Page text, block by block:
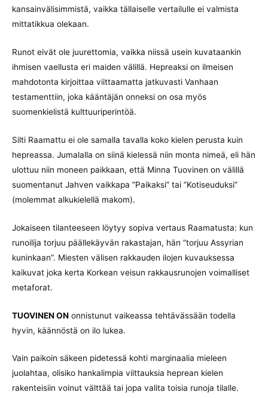
kansainvälisimmistä, vaikka tällaiselle vertailulle ei valmista
mittatikkua olekaan.
Runot eivät ole juurettomia, vaikka niissä usein kuvataankin
ihmisen vaellusta eri maiden välillä. Hepreaksi on ilmeisen
mahdotonta kirjoittaa viittaamatta jatkuvasti Vanhaan
testamenttiin, joka kääntäjän onneksi on osa myös
suomenkielistä kulttuuriperintöä.
Silti Raamattu ei ole samalla tavalla koko kielen perusta kuin
hepreassa. Jumalalla on siinä kielessä niin monta nimeä, eli hän
ulottuu niin moneen paikkaan, että Minna Tuovinen on välillä
suomentanut Jahven vaikkapa ”Paikaksi” tai ”Kotiseuduksi”
(molemmat alkukielellä makom).
Jokaiseen tilanteeseen löytyy sopiva vertaus Raamatusta: kun
runoilija torjuu päällekäyvän rakastajan, hän ”torjuu Assyrian
kuninkaan”. Miesten välisen rakkauden ilojen kuvauksessa
kaikuvat joka kerta Korkean veisun rakkausrunojen voimalliset
metaforat.
TUOVINEN ON onnistunut vaikeassa tehtävässään todella
hyvin, käännöstä on ilo lukea.
Vain paikoin säkeen pidetessä kohti marginaalia mieleen
juolahtaa, olisiko hankalimpia viittauksia heprean kielen
rakenteisiin voinut välttää tai jopa valita toisia runoja tilalle.